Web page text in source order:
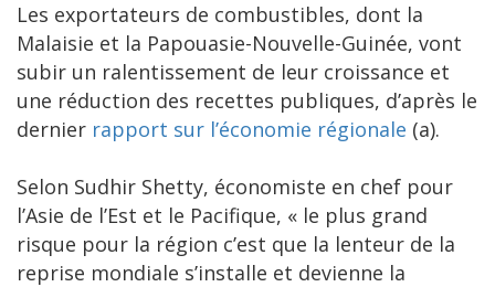
Les exportateurs de combustibles, dont la
Malaisie et la Papouasie-Nouvelle-Guinée, vont
subir un ralentissement de leur croissance et
une réduction des recettes publiques, d’après le
dernier rapport sur l’économie régionale (a).
Selon Sudhir Shetty, économiste en chef pour
l’Asie de l’Est et le Pacifique, « le plus grand
risque pour la région c’est que la lenteur de la
reprise mondiale s’installe et devienne la